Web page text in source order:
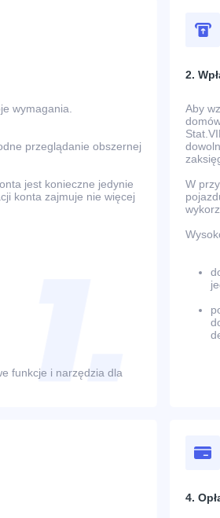
wymagania.
przeglądanie obszernej
jest konieczne jedynie
konta zajmuje nie więcej
funkcje i narzędzia dla
2.
Aby
W
4.